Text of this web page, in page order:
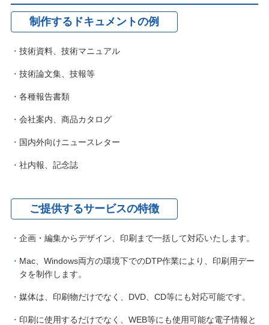
制作するドキュメントの例
技術資料、技術マニュアル
技術論文集、技報等
各種報告書類
会社案内、商品カタログ
国内外向けニュースレター
社内報、記念誌
ご提供するサービスの特徴
企画・編集からデザイン、印刷まで一括して対応いたします。
Mac、Windows両方の環境下でのDTP作業により、印刷用デー
タを制作します。
媒体は、印刷物だけでなく、DVD、CD等にも対応可能です。
印刷に使用するだけでなく、WEB等にも使用可能な電子情報と